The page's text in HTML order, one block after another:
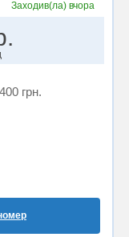
Заходив(ла) вчора
400 грн.